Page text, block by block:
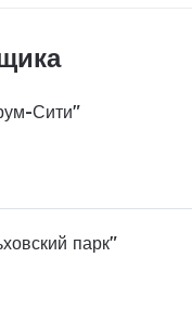
Сити"
парк"